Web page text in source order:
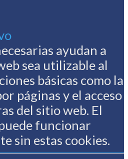
ayudan a
sea utilizable al
básicas como la
páginas y el acceso
del sitio web. El
funcionar
sin estas cookies.